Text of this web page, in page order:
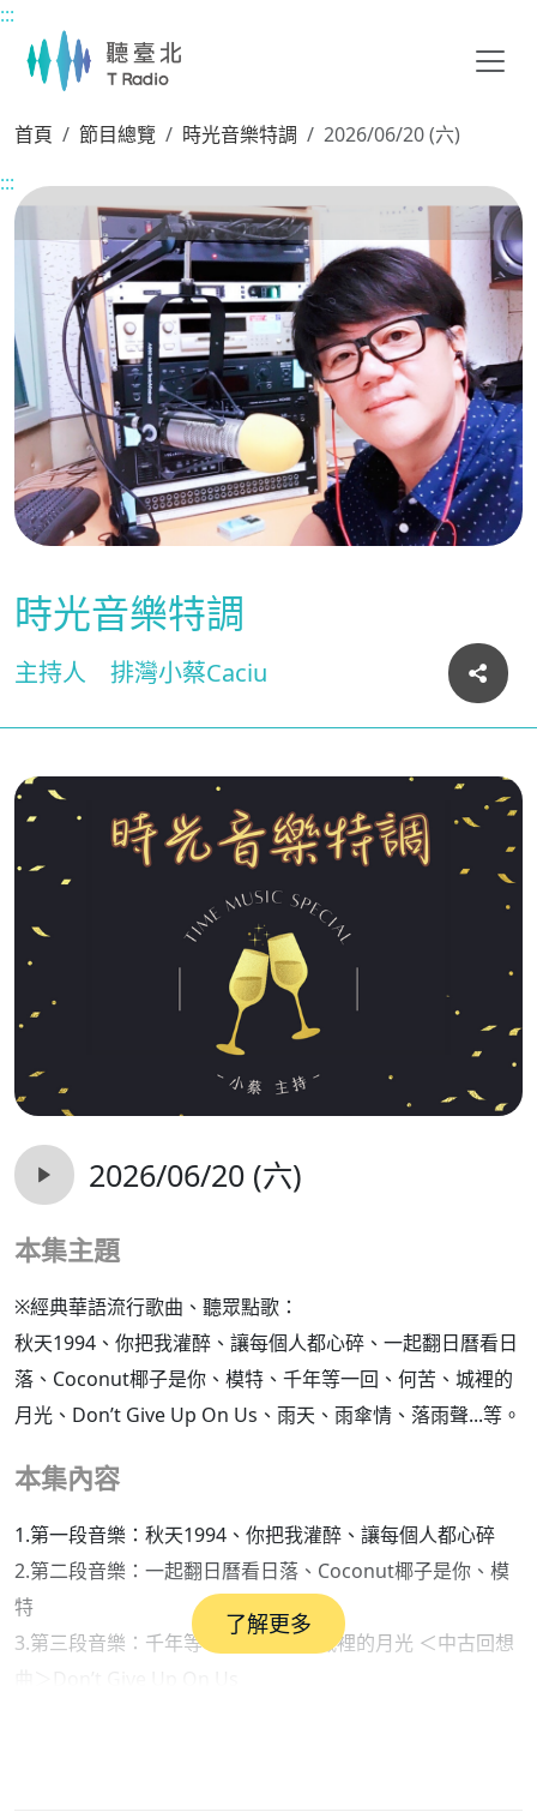
主要內容區塊
:::
首頁 節目總覽 時光音樂特調
2026/06/20 (六)
:::
時光音樂特調
主持人 排灣小蔡Caciu
2026/06/20 (六)
本集主題
※經典華語流行歌曲、聽眾點歌：
秋天1994、你把我灌醉、讓每個人都心碎、一起翻日曆看日
落、Coconut椰子是你、模特、千年等一回、何苦、城裡的
月光、Don’t Give Up On Us、雨天、雨傘情、落雨聲...等。
本集內容
1.第一段音樂：秋天1994、你把我灌醉、讓每個人都心碎
2.第二段音樂：一起翻日曆看日落、Coconut椰子是你、模
特
3.第三段音樂：千年等一回、何苦、城裡的月光 ＜中古回想
了解更多